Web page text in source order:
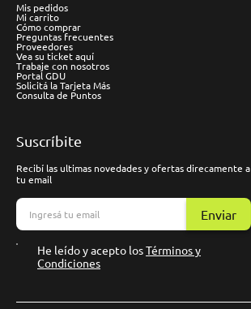
Mis pedidos
Mi carrito
Cómo comprar
Preguntas frecuentes
Proveedores
Vea su ticket aquí
Trabaje con nosotros
Portal GDU
Solicitá la Tarjeta Más
Consulta de Puntos
Suscríbite
Recibí las ultimas novedades y ofertas direcamente a
tu email
Enviar
He leído y acepto losTérminos y
Condiciones